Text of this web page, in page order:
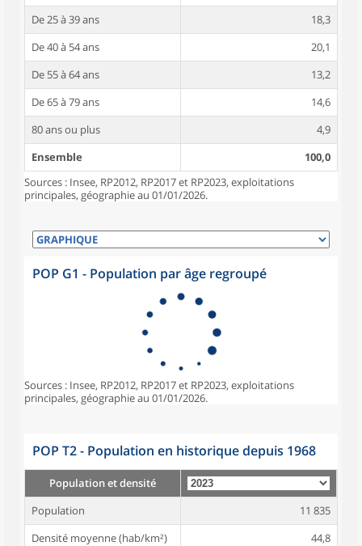
De 25 à 39 ans
18,3
De 40 à 54 ans
20,1
De 55 à 64 ans
13,2
De 65 à 79 ans
14,6
80 ans ou plus
4,9
Ensemble
100,0
Sources : Insee, RP2012, RP2017 et RP2023, exploitations
principales, géographie au 01/01/2026.
POP G1 - Population par âge regroupé
Sources : Insee, RP2012, RP2017 et RP2023, exploitations
principales, géographie au 01/01/2026.
POP T2 - Population en historique depuis 1968
Population et densité
Population
11 835
Densité moyenne (hab/km²)
44,8